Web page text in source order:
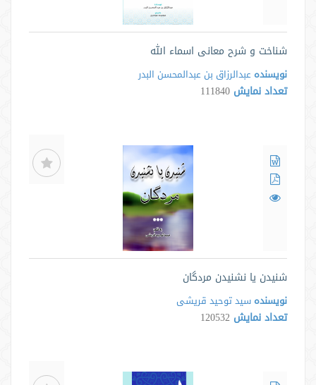
شناخت و شرح معانی اسماء الله
نویسنده عبدالرزاق بن عبدالمحسن البدر
تعداد نمایش 111840
شنیدن یا نشنیدن مردگان
نویسنده سید توحید قریشی
تعداد نمایش 120532